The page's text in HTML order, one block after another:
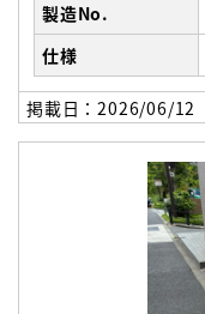
製造No.
仕様
掲載日：2026/06/12